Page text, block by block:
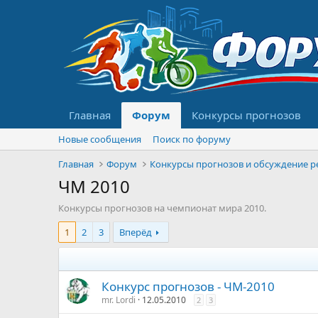
Главная Форум Конкурсы прогнозов
Новые сообщения
Поиск по форуму
Главная
Форум
ЧМ 2010
Конкурсы прогнозов на чемпионат мира 2010.
1
2 3 Вперёд
Конкурс прогнозов - ЧМ-2010
mr. Lordi 12.05.2010 2 3